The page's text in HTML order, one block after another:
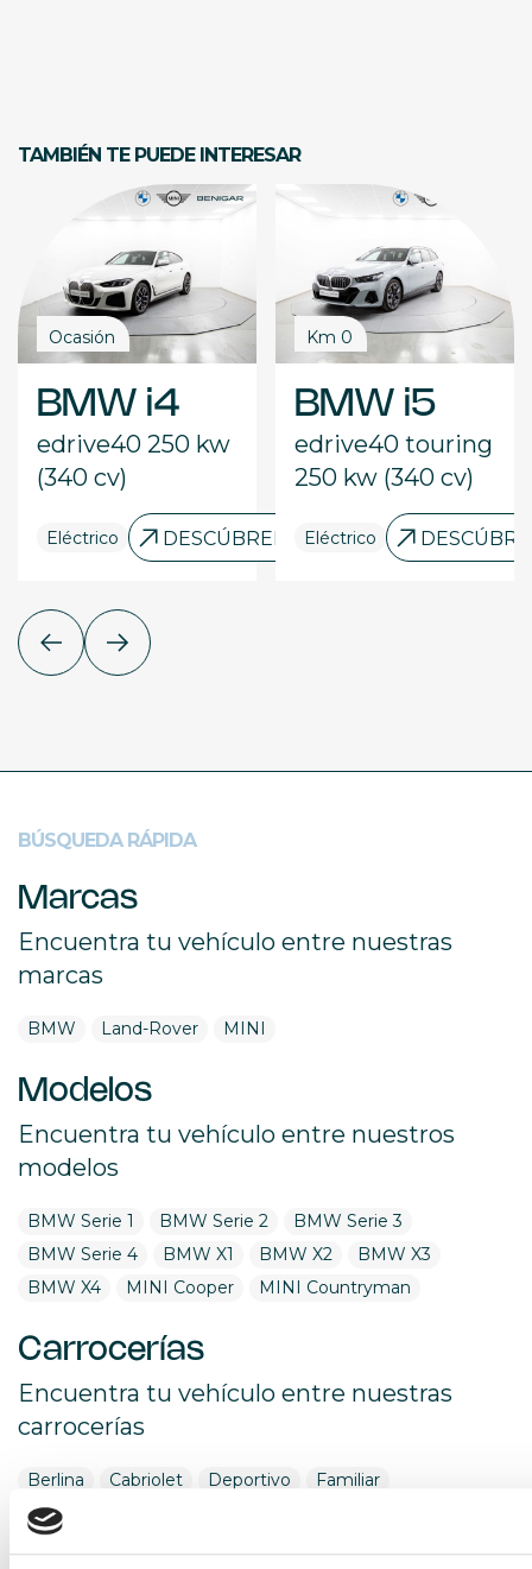
TAMBIÉN TE PUEDE INTERESAR
Ocasión
BMW i4
edrive40 250 kw
(340 cv)
Eléctrico DESCÚBRELO
Km 0
BMW i5
edrive40 touring
250 kw (340 cv)
Eléctrico
BÚSQUEDA RÁPIDA
Marcas
Encuentra tu vehículo entre nuestras
marcas
BMW Land-Rover MINI
Modelos
Encuentra tu vehículo entre nuestros
modelos
BMW Serie 1 BMW Serie 2
BMW Serie 3
BMW Serie 4
BMW X1 BMW X2
BMW X3
BMW X4
MINI Cooper MINI Countryman
Carrocerías
Encuentra tu vehículo entre nuestras
carrocerías
Berlina Cabriolet Deportivo
Familiar
Monovolumen